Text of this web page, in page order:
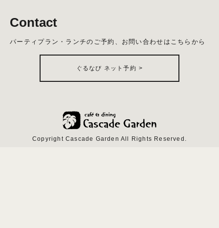
Contact
パーティプラン・ランチのご予約、お問い合わせはこちらから
ぐるなび ネット予約 >
Copyright Cascade Garden All Rights Reserved.